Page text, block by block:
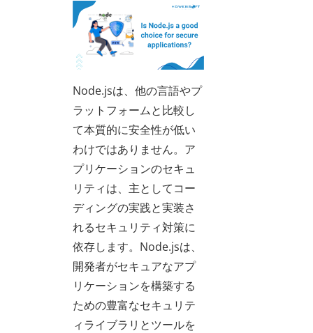
Node.jsは、他の言語やプ
ラットフォームと比較し
て本質的に安全性が低い
わけではありません。ア
プリケーションのセキュ
リティは、主としてコー
ディングの実践と実装さ
れるセキュリティ対策に
依存します。Node.jsは、
開発者がセキュアなアプ
リケーションを構築する
ための豊富なセキュリテ
ィライブラリとツールを